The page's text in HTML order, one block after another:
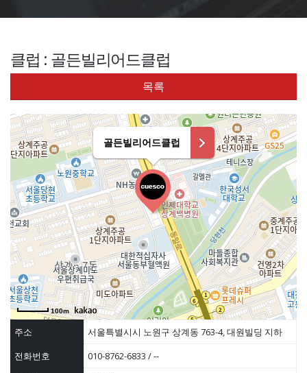
클럽 : 골든빌리어드클럽
목록
골든빌리어드클럽
100m
주소
서울특별시시 노원구 상계동 763-4, 대원빌딩 지하
전화번호
010-8762-6833 / --